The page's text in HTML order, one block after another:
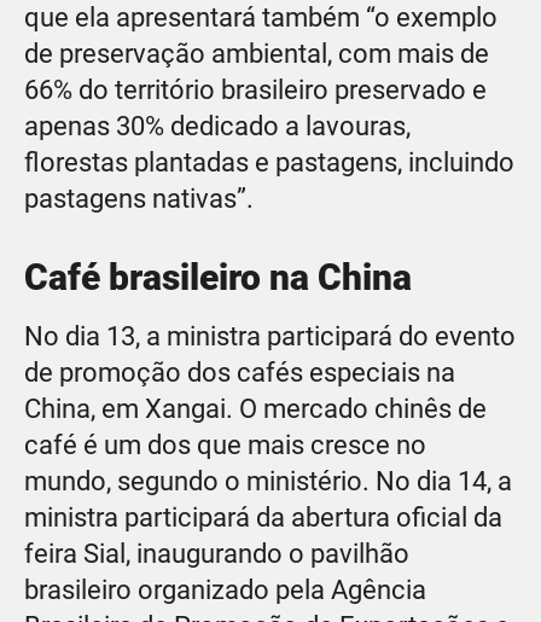
que ela apresentará também “o exemplo
de preservação ambiental, com mais de
66% do território brasileiro preservado e
apenas 30% dedicado a lavouras,
florestas plantadas e pastagens, incluindo
pastagens nativas”.
Café brasileiro na China
No dia 13, a ministra participará do evento
de promoção dos cafés especiais na
China, em Xangai. O mercado chinês de
café é um dos que mais cresce no
mundo, segundo o ministério. No dia 14, a
ministra participará da abertura oficial da
feira Sial, inaugurando o pavilhão
brasileiro organizado pela Agência